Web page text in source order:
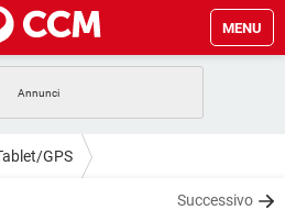
MENU
ANDROID
GAMING
GPS
Successivo